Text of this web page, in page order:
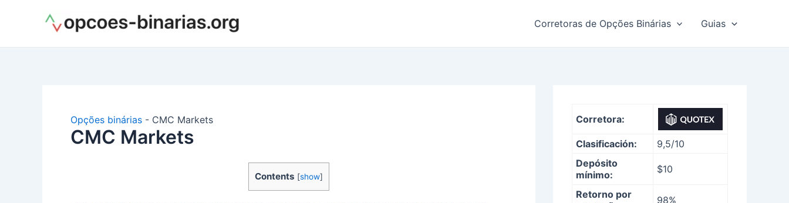
Corretoras de Opções Binárias Guias
Opções binárias - CMC Markets
CMC Markets
Contents [show]
Corretora:
Clasificación:
9,5/10
Depósito
mínimo:
$10
Retorno por
98%